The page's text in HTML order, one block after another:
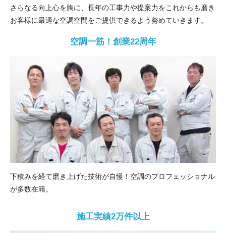
さらなる向上心を胸に、長年の工事力や提案力をこれからも磨き
お客様に最適な空調空間をご提供できるよう努めていきます。
空調一筋！創業22周年
下積みを経て磨き上げた技術が自慢！空調のプロフェッショナル
が多数在籍。
施工実績2万件以上